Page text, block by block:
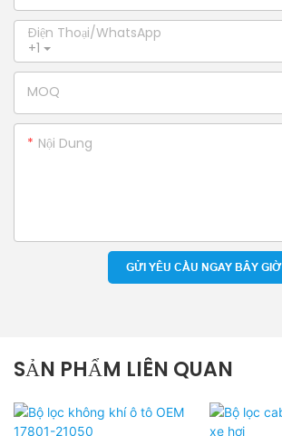
+1
Điện Thoại/WhatsApp
MOQ
Nội Dung
GỬI YÊU CẦU NGAY BÂY GIỜ
SẢN PHẨM LIÊN QUAN